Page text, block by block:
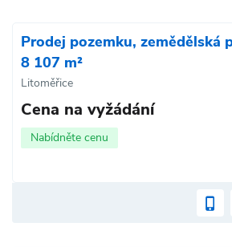
Prodej pozemku, zemědělská
8 107 m²
Litoměřice
Cena na vyžádání
Nabídněte cenu